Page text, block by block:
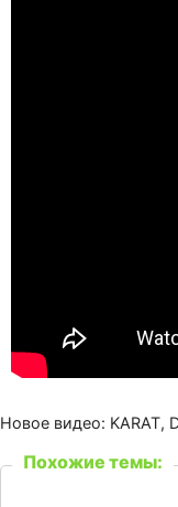
Новое видео: KARAT,
Похожие темы: